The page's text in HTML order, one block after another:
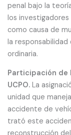
penal bajo la
los
como causa de
la responsabilidad
ordinaria.
Participación de
UCPO. La
unidad que
accidente de
trató este